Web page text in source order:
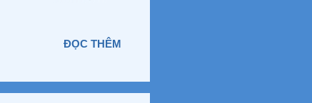
#DienTu
#Omron #Hitachi #Festo
MR-J5-20G-RJ, MR-
ĐỌC THÊM